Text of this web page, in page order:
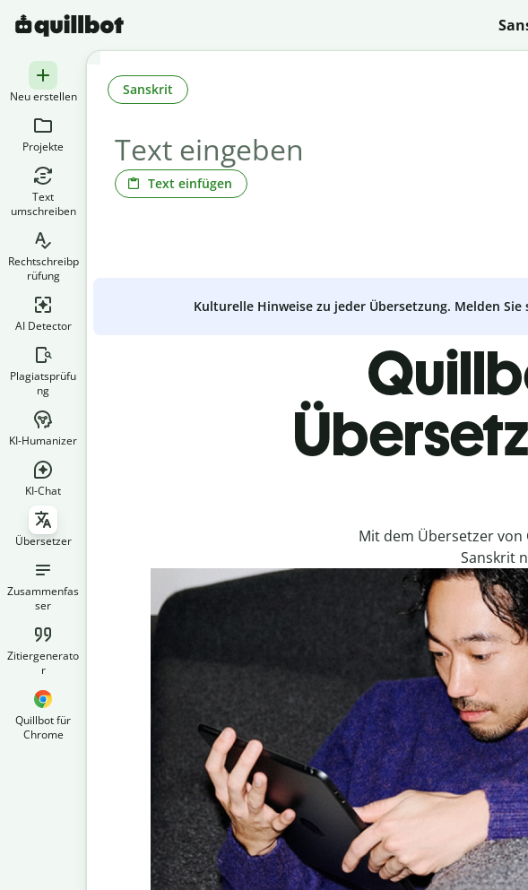
Neu erstellen
Projekte
Text
umschreiben
Rechtschreibp
rüfung
AI Detector
Plagiatsprüfu
ng
KI-Humanizer
KI-Chat
Übersetzer
Zusammenfas
ser
Zitiergenerato
r
Quillbot für
Chrome
Text einfügen
Sanskrit
Kulturelle Hinweise zu jeder Übersetzung. Melden
Mit dem Übersetzer
Sanskrit